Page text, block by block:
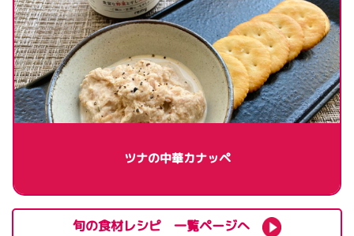
ツナの中華カナッペ
旬の食材レシピ 一覧ページへ